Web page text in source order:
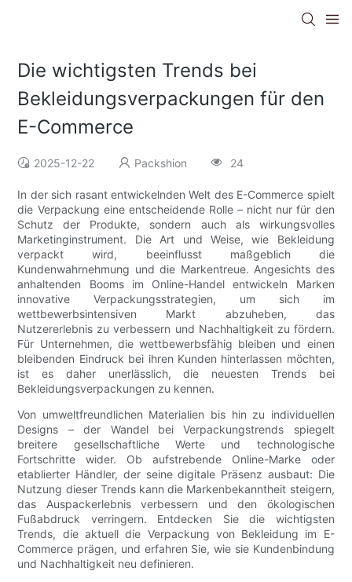
Die wichtigsten Trends bei
Bekleidungsverpackungen für den
E-Commerce
2025-12-22 Packshion 24
In der sich rasant entwickelnden Welt des E-Commerce spielt
die Verpackung eine entscheidende Rolle – nicht nur für den
Schutz der Produkte, sondern auch als wirkungsvolles
Marketinginstrument. Die Art und Weise, wie Bekleidung
verpackt wird, beeinflusst maßgeblich die
Kundenwahrnehmung und die Markentreue. Angesichts des
anhaltenden Booms im Online-Handel entwickeln Marken
innovative Verpackungsstrategien, um sich im
wettbewerbsintensiven Markt abzuheben, das
Nutzererlebnis zu verbessern und Nachhaltigkeit zu fördern.
Für Unternehmen, die wettbewerbsfähig bleiben und einen
bleibenden Eindruck bei ihren Kunden hinterlassen möchten,
ist es daher unerlässlich, die neuesten Trends bei
Bekleidungsverpackungen zu kennen.
Von umweltfreundlichen Materialien bis hin zu individuellen
Designs – der Wandel bei Verpackungstrends spiegelt
breitere gesellschaftliche Werte und technologische
Fortschritte wider. Ob aufstrebende Online-Marke oder
etablierter Händler, der seine digitale Präsenz ausbaut: Die
Nutzung dieser Trends kann die Markenbekanntheit steigern,
das Auspackerlebnis verbessern und den ökologischen
Fußabdruck verringern. Entdecken Sie die wichtigsten
Trends, die aktuell die Verpackung von Bekleidung im E-
Commerce prägen, und erfahren Sie, wie sie Kundenbindung
und Nachhaltigkeit neu definieren.